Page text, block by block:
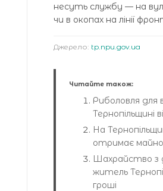
несуть службу — на
чи в окопах на лінії
Джерело: tp.npu.gov.ua
Читайте також:
Риболовля для
Тернопільщині
На
отримає
Шахрайство з
житель
гроші